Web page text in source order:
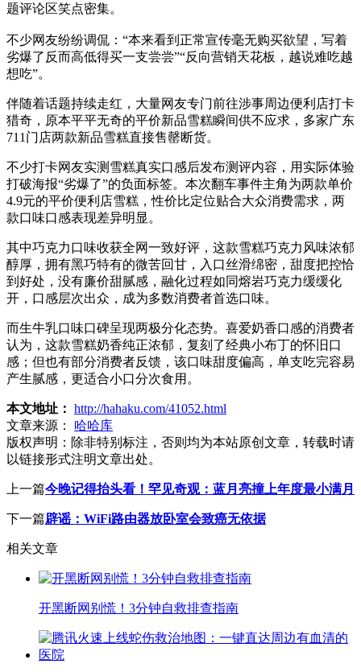
题评论区笑点密集。
不少网友纷纷调侃：“本来看到正常宣传毫无购买欲望，写着
劣爆了反而高低得买一支尝尝”“反向营销天花板，越说难吃越
想吃”。
伴随着话题持续走红，大量网友专门前往涉事周边便利店打卡
猎奇，原本平平无奇的平价新品雪糕瞬间供不应求，多家广东
711门店两款新品雪糕直接售罄断货。
不少打卡网友实测雪糕真实口感后发布测评内容，用实际体验
打破海报“劣爆了”的负面标签。本次翻车事件主角为两款单价
4.9元的平价便利店雪糕，性价比定位贴合大众消费需求，两
款口味口感表现差异明显。
其中巧克力口味收获全网一致好评，这款雪糕巧克力风味浓郁
醇厚，拥有黑巧特有的微苦回甘，入口丝滑绵密，甜度把控恰
到好处，没有廉价甜腻感，融化过程如同熔岩巧克力缓缓化
开，口感层次出众，成为多数消费者首选口味。
而生牛乳口味口碑呈现两极分化态势。喜爱奶香口感的消费者
认为，这款雪糕奶香纯正浓郁，复刻了经典小布丁的怀旧口
感；但也有部分消费者反馈，该口味甜度偏高，单支吃完容易
产生腻感，更适合小口分次食用。
本文地址： http://hahaku.com/41052.html
文章来源：
哈哈库
版权声明： 除非特别标注，否则均为本站原创文章，转载时请
以链接形式注明文章出处。
上一篇今晚记得抬头看！罕见奇观：蓝月亮撞上年度最小满月
下一篇辟谣：WiFi路由器放卧室会致癌无依据
相关文章
开黑断网别慌！3分钟自救排查指南